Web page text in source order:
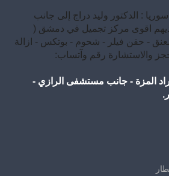
: الدكتور وليد دراج إلى جانب
لديهم اقوى مركز تجميل في دمشق (
- حقن فيلر - شحوم - بوتكس - ازالة
والاستشارة رقم وآتساب:
المزة - جانب مستشفى الرازي -